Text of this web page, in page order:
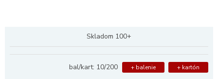
Skladom 100+
bal/kart: 10/200 + balenie + kartón